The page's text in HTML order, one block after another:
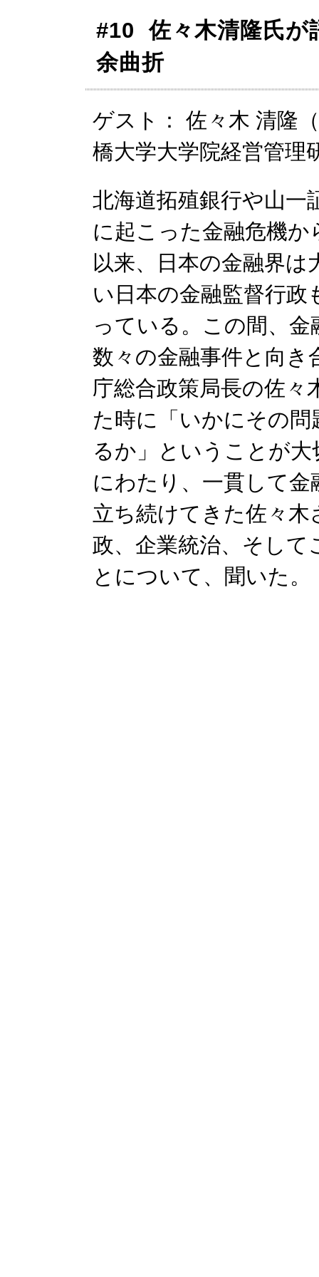
#10 佐々木清隆氏が
余曲折
ゲスト： 佐々木 清隆
橋大学大学院経営管理
北海道拓殖銀行や山一
に起こった金融危機
以来、日本の金融界
い日本の金融監督行政
っている。この間、
数々の金融事件と向
庁総合政策局長の佐々
た時に「いかにその
るか」ということが
にわたり、一貫して
立ち続けてきた佐々
政、企業統治、そし
とについて、聞いた